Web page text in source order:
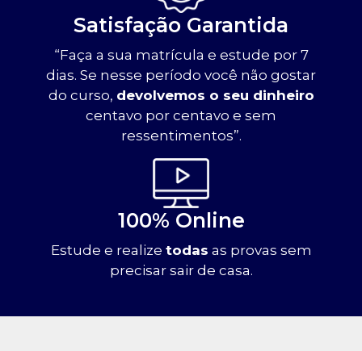
Satisfação Garantida
“Faça a sua matrícula e estude por 7
dias. Se nesse período você não gostar
do curso, devolvemos o seu dinheiro
centavo por centavo e sem
ressentimentos”.
100% Online
Estude e realize todas as provas sem
precisar sair de casa.